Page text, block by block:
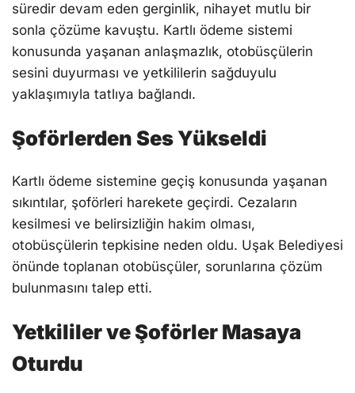
süredir devam eden gerginlik, nihayet mutlu bir
sonla çözüme kavuştu. Kartlı ödeme sistemi
konusunda yaşanan anlaşmazlık, otobüsçülerin
sesini duyurması ve yetkililerin sağduyulu
yaklaşımıyla tatlıya bağlandı.
Şoförlerden Ses Yükseldi
Kartlı ödeme sistemine geçiş konusunda yaşanan
sıkıntılar, şoförleri harekete geçirdi. Cezaların
kesilmesi ve belirsizliğin hakim olması,
otobüsçülerin tepkisine neden oldu. Uşak Belediyesi
önünde toplanan otobüsçüler, sorunlarına çözüm
bulunmasını talep etti.
Yetkililer ve Şoförler Masaya
Oturdu